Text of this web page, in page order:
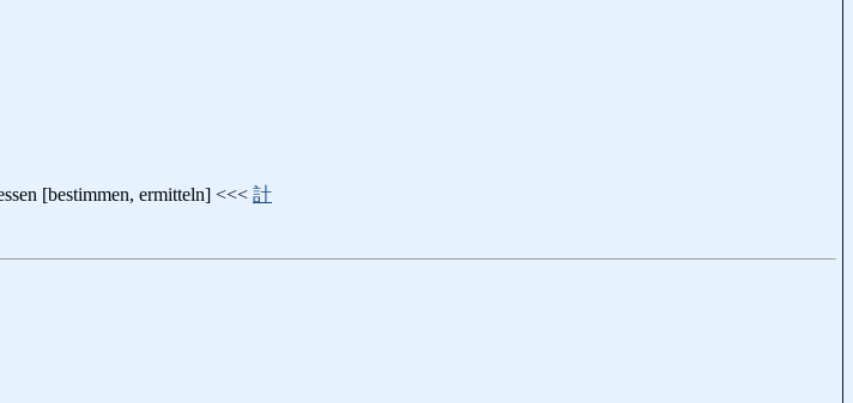
[bestimmen, ermitteln] <<< 計